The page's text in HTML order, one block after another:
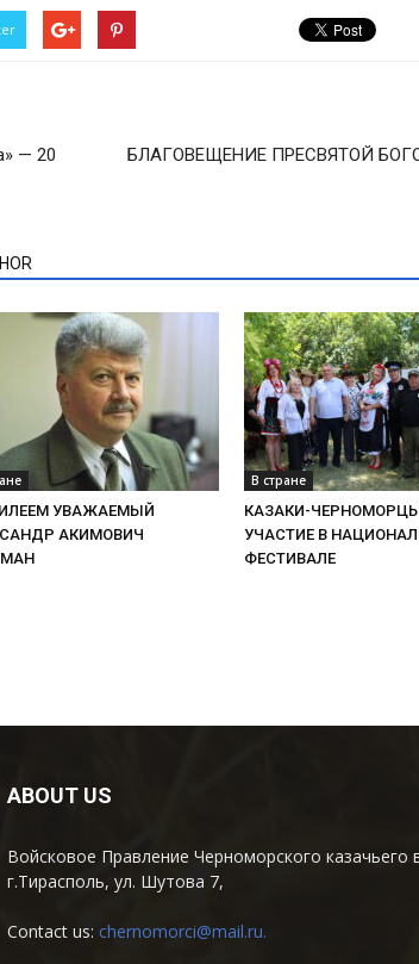
— 20
БЛАГОВЕЩЕНИЕ ПРЕСВЯТОЙ
УВАЖАЕМЫЙ
АКИМОВИЧ
В стране
КАЗАКИ-
УЧАСТИЕ В
ФЕСТИВАЛЕ
ABOUT US
Войсковое Правление Черноморского
г.Тирасполь, ул. Шутова 7,
Contact us: chernomorci@mail.ru.